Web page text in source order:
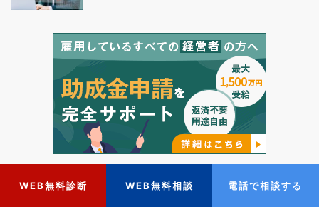
WEB無料診断 WEB無料相談 電話で相談する